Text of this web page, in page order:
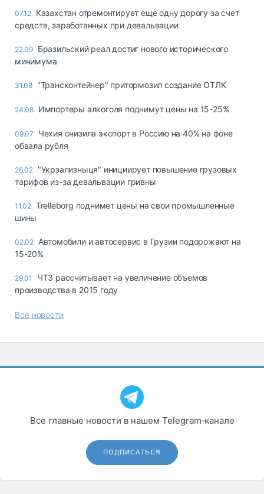
07.12 Казахстан отремонтирует еще одну дорогу за счет
средств, заработанных при девальвации
22.09 Бразильский реал достиг нового исторического
минимума
31.08 "Трансконтейнер" притормозил создание ОТЛК
24.08 Импортеры алкоголя поднимут цены на 15-25%
09.07
Чехия снизила экспорт в Россию на 40% на фоне
обвала рубля
26.02 "Укрзализныця" инициирует повышение грузовых
тарифов из-за девальвации гривны
11.02 Trelleborg поднимет цены на свои промышленные
шины
02.02 Автомобили и автосервис в Грузии подорожают на
15-20%
29.01
ЧТЗ рассчитывает на увеличение объемов
производства в 2015 году
Все новости
Все главные новости в нашем Telegram‑канале
ПОДПИСАТЬСЯ